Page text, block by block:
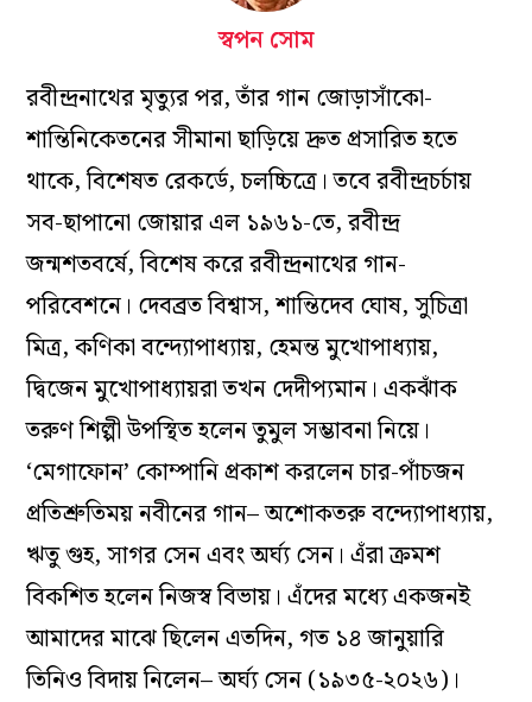
স্বপন সোম
রবীন্দ্রনাথের মৃত্যুর পর, তাঁর গান জোড়াসাঁকো-
শান্তিনিকেতনের সীমানা ছাড়িয়ে দ্রুত প্রসারিত হতে
থাকে, বিশেষত রেকর্ডে, চলচ্চিত্রে। তবে রবীন্দ্রচর্চায়
সব-ছাপানো জোয়ার এল ১৯৬১-তে, রবীন্দ্র
জন্মশতবর্ষে, বিশেষ করে রবীন্দ্রনাথের গান-
পরিবেশনে। দেবব্রত বিশ্বাস, শান্তিদেব ঘোষ, সুচিত্রা
মিত্র, কণিকা বন্দ্যোপাধ্যায়, হেমন্ত মুখোপাধ্যায়,
দ্বিজেন মুখোপাধ্যায়রা তখন দেদীপ্যমান। একঝাঁক
তরুণ শিল্পী উপস্থিত হলেন তুমুল সম্ভাবনা নিয়ে।
‘মেগাফোন’ কোম্পানি প্রকাশ করলেন চার-পাঁচজন
প্রতিশ্রুতিময় নবীনের গান– অশোকতরু বন্দ্যোপাধ্যায়,
ঋতু গুহ, সাগর সেন এবং অর্ঘ্য সেন। এঁরা ক্রমশ
বিকশিত হলেন নিজস্ব বিভায়। এঁদের মধ্যে একজনই
আমাদের মাঝে ছিলেন এতদিন, গত ১৪ জানুয়ারি
তিনিও বিদায় নিলেন– অর্ঘ্য সেন (১৯৩৫-২০২৬)।